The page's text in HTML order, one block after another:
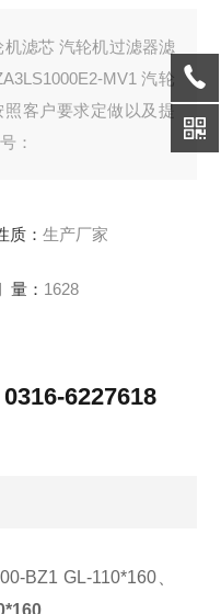
滤芯 汽轮机过滤器滤
MV1 汽轮
照客户要求定做以及提
：
质： 生产厂家
量： 1628
0316-6227618
BZ1GL-110*160、